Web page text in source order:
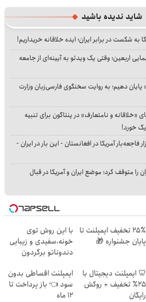
شاید ندیده باشید
به شکست در برابر ایران؛ ایده خلاقانه خریداریم!
اربعین؛ وقتی یک ویدئو به آیینه‌ای از جامعه
دهیم؛ به روایت سخنگوی فارسی‌زبان وزارت
«خلاقانه و نامتعارف» در پنتاگون برای تنبیه
خورد!
فاجعه‌بار آمریکا در افغانستان - این بار در ایران -
را متوقف کرد؛ موضع ایران و آمریکا در قبال
۲۵٪ تخفیف ایمپلنت تا
پایان جشنواره 🎁
با این روش توی
خونه،سفیدی و زیبایی
دندوناتو برگردون
🦷 ایمپلنت دیجیتال با
۲۵٪ تخفیف + روکش
رایگان
ایمپلنت اقساطی بدون
سود 👈 باز پرداخت تا
12 ماه